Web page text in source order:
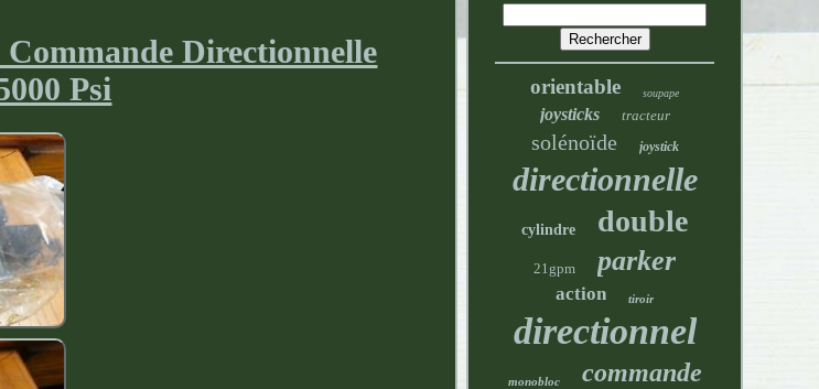
Directionnelle
Psi
orientable soupape
joysticks tracteur
solénoïde joystick
directionnelle
cylindre double
21gpm parker
action tiroir
directionnel
monobloc commande